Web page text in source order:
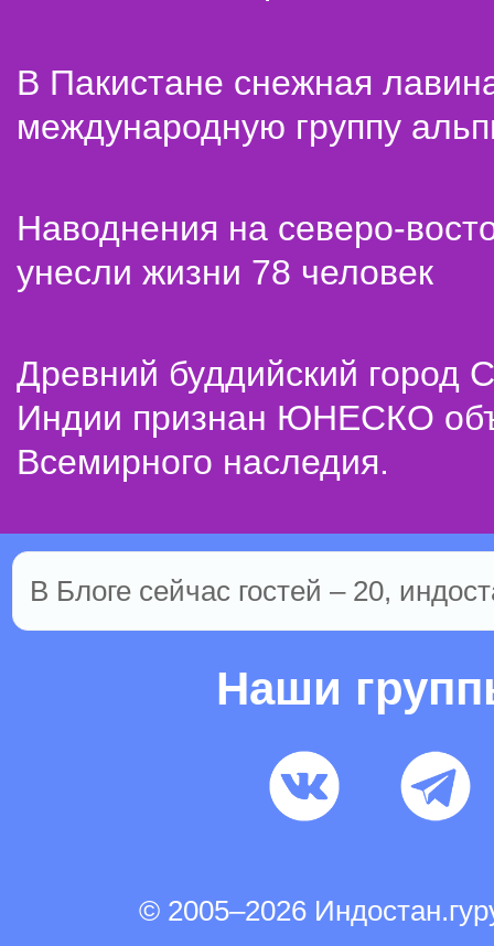
В Пакистане снежная
международную группу
Наводнения на северо-
унесли жизни 78 человек
Древний буддийский город
Индии признан ЮНЕСКО
Всемирного наследия.
В Блоге сейчас гостей – 20,
Наши
© 2005–2026